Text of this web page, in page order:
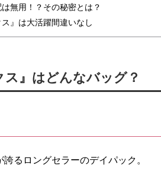
無用！？その秘密とは？
』は大活躍間違いなし
』はどんなバッグ？
るロングセラーのデイパック。